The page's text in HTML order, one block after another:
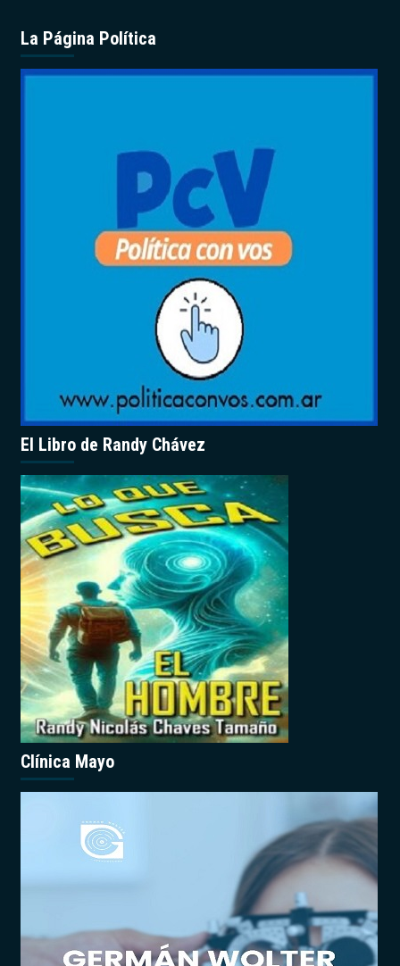
La Página Política
El Libro de Randy Chávez
Clínica Mayo